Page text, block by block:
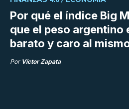
Por qué el índice Big
que el peso argentino
barato y caro al
Por Víctor Zapata